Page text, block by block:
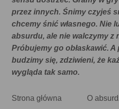
przez innych. Śnimy czyjeś
chcemy śnić własnego. Nie
absurdu, ale nie walczymy z
Próbujemy go obłaskawić. A
budzimy się, zdziwieni, że
wygląda tak samo.
Strona główna O